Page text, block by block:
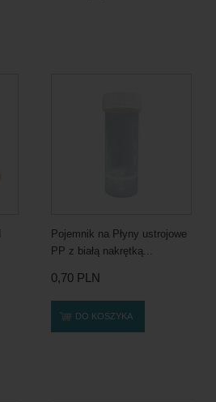
Pojemnik na Płyny ustrojowe
PP z białą nakrętką...
0,70 PLN
DO KOSZYKA